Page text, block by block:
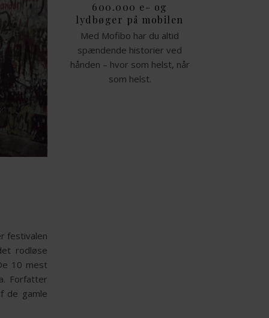
festivalen
rodløse
10 mest
Forfatter
de gamle
600.000 e- og
lydbøger på mobilen
Med Mofibo har du altid
spændende historier ved
hånden – hvor som helst, når
som helst.